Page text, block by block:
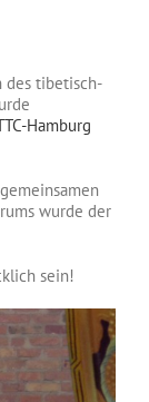
des tibetisch-
Hamburg
wurde der
sein!